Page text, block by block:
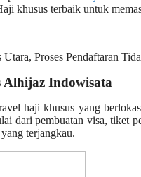
khusus terbaik untuk
Indowisata
haji khusus yang
dari pembuatan visa, tiket
terjangkau.